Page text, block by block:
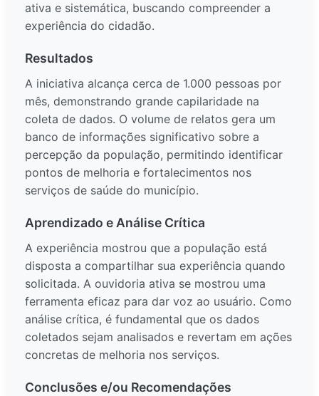
ativa e sistemática, buscando compreender a
experiência do cidadão.
Resultados
A iniciativa alcança cerca de 1.000 pessoas por
mês, demonstrando grande capilaridade na
coleta de dados. O volume de relatos gera um
banco de informações significativo sobre a
percepção da população, permitindo identificar
pontos de melhoria e fortalecimentos nos
serviços de saúde do município.
Aprendizado e Análise Crítica
A experiência mostrou que a população está
disposta a compartilhar sua experiência quando
solicitada. A ouvidoria ativa se mostrou uma
ferramenta eficaz para dar voz ao usuário. Como
análise crítica, é fundamental que os dados
coletados sejam analisados e revertam em ações
concretas de melhoria nos serviços.
Conclusões e/ou Recomendações